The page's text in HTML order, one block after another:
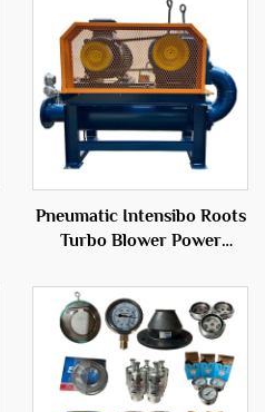
Pneumatic Intensibo Roots
Turbo Blower Power
ng Paghihiwalay ng Ugat